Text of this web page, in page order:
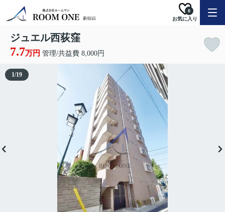
お気に入り
0
ジュエル西荻窪
7.7万円 管理/共益費 8,000円
1/19